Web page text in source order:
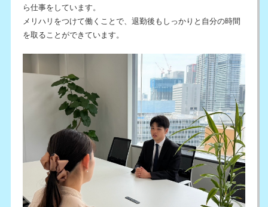
ら仕事をしています。
メリハリをつけて働くことで、退勤後もしっかりと自分の時間
を取ることができています。